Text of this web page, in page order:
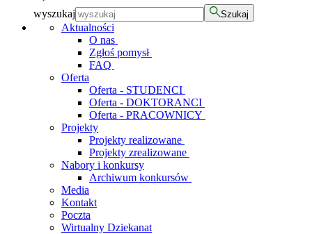
wyszukaj Szukaj
Aktualności
O nas
Zgłoś pomysł
FAQ
Oferta
Oferta - STUDENCI
Oferta - DOKTORANCI
Oferta - PRACOWNICY
Projekty
Projekty realizowane
Projekty zrealizowane
Nabory i konkursy
Archiwum konkursów
Media
Kontakt
Poczta
Wirtualny Dziekanat